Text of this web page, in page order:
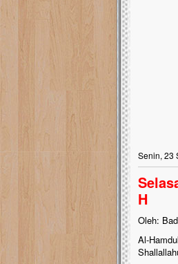
Senin, 23
H
Oleh:
Al-